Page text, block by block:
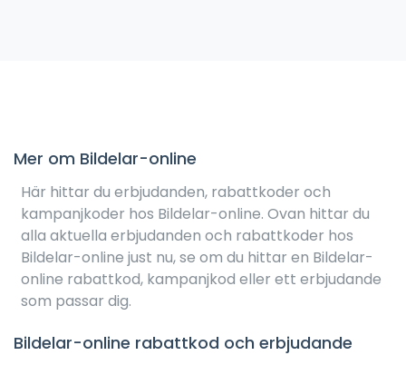
Mer om Bildelar-online
Här hittar du erbjudanden, rabattkoder och
kampanjkoder hos Bildelar-online. Ovan hittar du
alla aktuella erbjudanden och rabattkoder hos
Bildelar-online just nu, se om du hittar en Bildelar-
online rabattkod, kampanjkod eller ett erbjudande
som passar dig.
Bildelar-online rabattkod och erbjudande